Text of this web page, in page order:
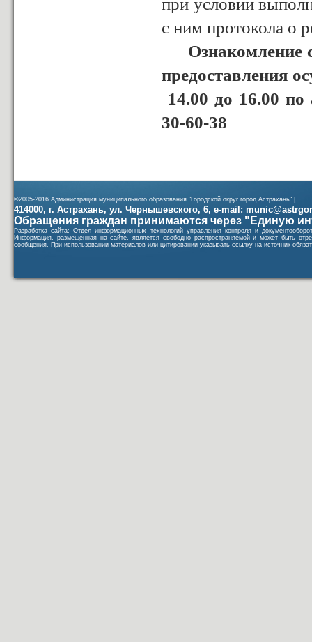
при условии
с ним протокола о
Ознакомление с
предоставления
14.00 до 16.00
30-60-38
©2005-2016 Администрация муниципального образования "Городской округ город Астрахань" |
414000, г. Астрахань, ул. Чернышевского, 6, e-mail:
Обращения граждан принимаются через "Единую
Разработка сайта: Отдел информационных технологий управления контроля и
Информация, размещенная на сайте, является свободно распространяемой и может быть
сообщения. При использовании материалов или цитировании указывать ссылку на источник